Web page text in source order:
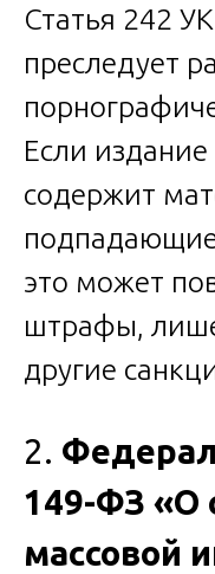
Статья 242
преследует
Если
содержит
это может
штрафы,
другие
2.
149-ФЗ «О
массовой